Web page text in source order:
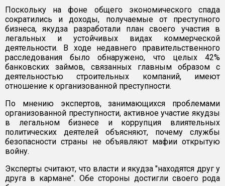
Поскольку на фоне общего экономического спада
сократились и доходы, получаемые от преступного
бизнеса, якудза разработали план своего участия в
легальных и устойчивых видах коммерческой
деятельности. В ходе недавнего правительственного
расследования было обнаружено, что целых 42%
банковских займов, связанных главным образом с
деятельностью строительных компаний, имеют
отношение к организованной преступности.
По мнению экспертов, занимающихся проблемами
организованной преступности, активное участие якудзы
в легальном бизнесе и коррупция влиятельных
политических деятелей объясняют, почему службы
безопасности страны не объявляют мафии открытую
войну.
Эксперты считают, что власти и якудза "находятся друг у
друга в кармане". Обе стороны достигли своего рода